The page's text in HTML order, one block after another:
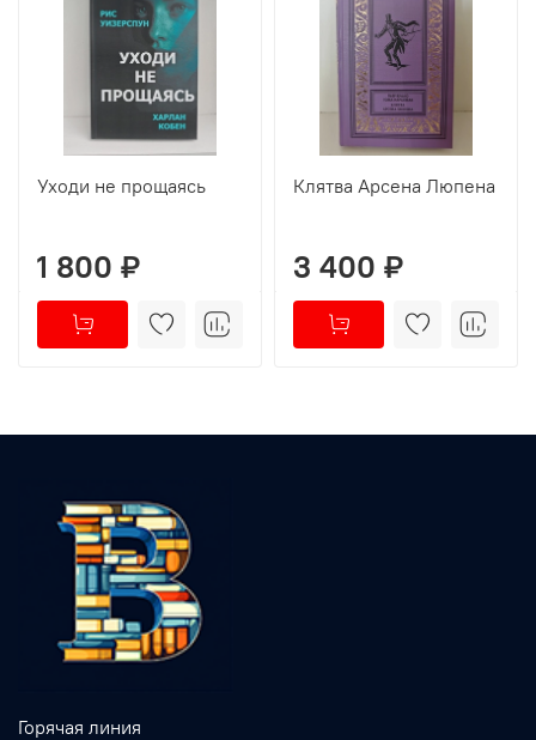
Уходи не прощаясь
1 800 ₽
Клятва Арсена Люпена
3 400 ₽
Горячая линия